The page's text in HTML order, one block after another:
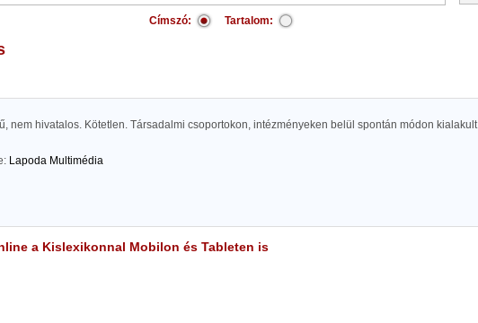
Címszó: Tartalom:
nem hivatalos. Kötetlen. Társadalmi csoportokon, intézményeken belül spontán módon kialakult
Lapoda Multimédia
a Kislexikonnal Mobilon és Tableten is